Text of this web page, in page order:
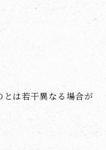
は若干異なる場合が